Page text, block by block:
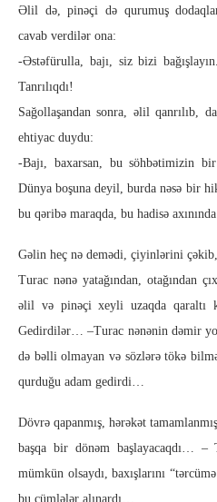
Əlil də, pinəçi də qurumuş
cavab verdilər ona:
-Əstəfürulla, bajı, siz bizi
Tanrılıqdı!
Sağollaşandan sonra, əlil qanrılıb,
ehtiyac duydu:
-Bajı, baxarsan, bu söhbətimizin
Dünya boşuna deyil, burda nəsə bir
bu qəribə maraqda, bu hadisə
Gəlin heç nə demədi, çiyinlərini
Turac nənə yatağından, otağından
əlil və pinəçi xeyli uzaqda
Gedirdilər… –Turac nənənin dəmir
də bəlli olmayan və sözlərə tökə
qurduğu adam gedirdi…
Dövrə qapanmış, hərəkət
başqa bir dönəm başlayacaqdı… –
mümkün olsaydı, baxışlarını
bu cümlələr alınardı…